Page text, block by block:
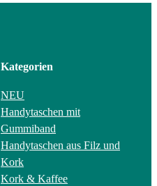
Kategorien
NEU
Handytaschen mit
Gummiband
Handytaschen aus Filz und
Kork
Kork & Kaffee